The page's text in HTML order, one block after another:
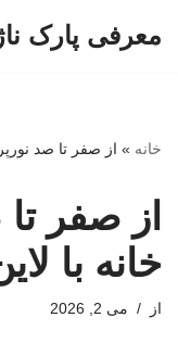
معرفی پارک
خانه » از صفر تا صد
از صفر
خانه با
از می 2, 2026